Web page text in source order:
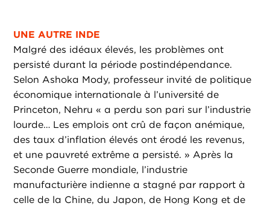
UNE AUTRE INDE
Malgré des idéaux élevés, les problèmes ont
persisté durant la période postindépendance.
Selon Ashoka Mody, professeur invité de politique
économique internationale à l’université de
Princeton, Nehru « a perdu son pari sur l’industrie
lourde… Les emplois ont crû de façon anémique,
des taux d’inflation élevés ont érodé les revenus,
et une pauvreté extrême a persisté. » Après la
Seconde Guerre mondiale, l’industrie
manufacturière indienne a stagné par rapport à
celle de la Chine, du Japon, de Hong Kong et de